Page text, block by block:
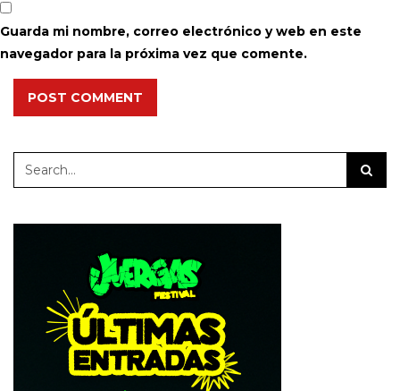
Guarda mi nombre, correo electrónico y web en este
navegador para la próxima vez que comente.
POST COMMENT